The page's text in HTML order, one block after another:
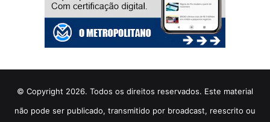
© Copyright 2026. Todos os direitos reservados. Este material
não pode ser publicado, transmitido por broadcast, reescrito ou